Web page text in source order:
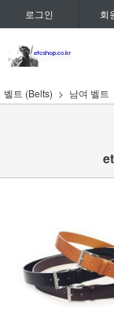
로그인 회
벨트 (Belts) 남여 벨트